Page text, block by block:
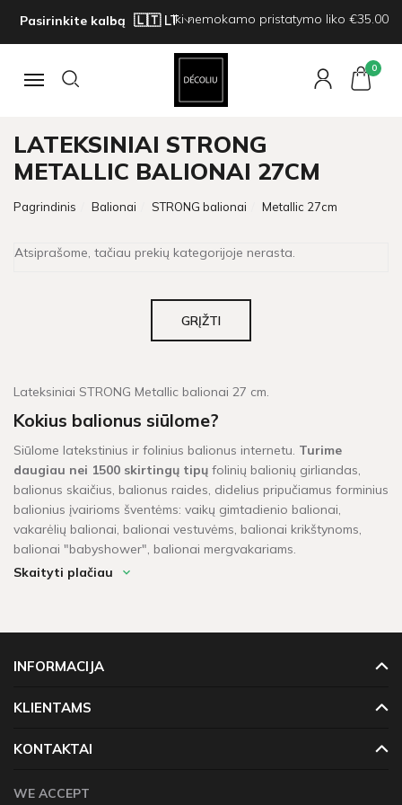
Pasirinkite kalbą Iki nemokamo pristatymo liko €35.00
Navigacija
0
LATEKSINIAI STRONG
METALLIC BALIONAI 27CM
Pagrindinis Balionai STRONG balionai Metallic 27cm
Atsiprašome, tačiau prekių kategorijoje nerasta.
GRĮŽTI
Lateksiniai STRONG Metallic balionai 27 cm.
Kokius balionus siūlome?
Siūlome latekstinius ir folinius balionus internetu. Turime
daugiau nei 1500 skirtingų tipų folinių balionių girliandas,
balionus skaičius, balionus raides, didelius pripučiamus forminius
balionius įvairioms šventėms: vaikų gimtadienio balionai,
vakarėlių balionai, balionai vestuvėms, balionai krikštynoms,
balionai "babyshower", balionai mergvakariams.
Ar prekes turime sandėlyje?
didesnis neu 60 Eur, taikomas nemokamas pristatymas!
Skaityti plačiau
INFORMACIJA
KLIENTAMS
KONTAKTAI
WE ACCEPT